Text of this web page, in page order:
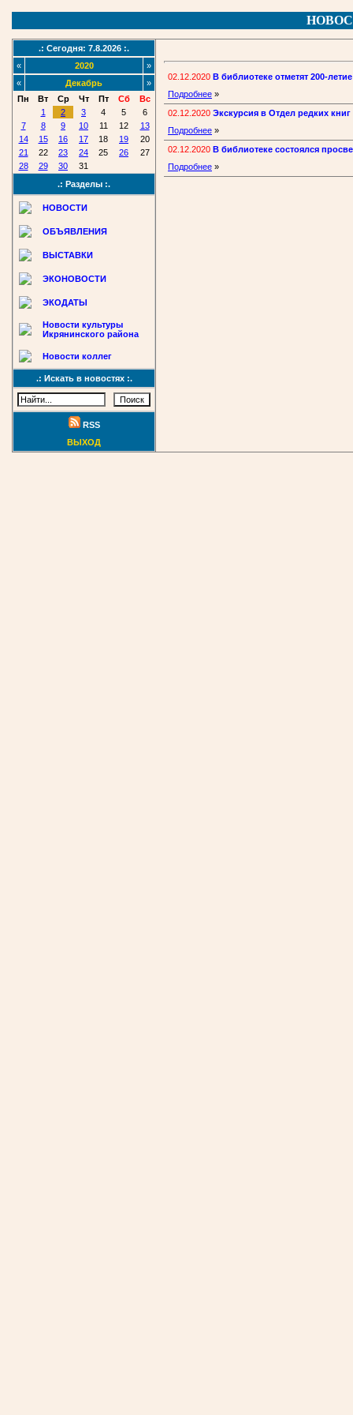
.: Сегодня: 7.8.2026 :.
«
2020
»
«
Декабрь
»
Пн
Вт Ср Чт Пт Сб
Вс
1
2 3 4 5
6
7
8 9 10 11 12
13
14
15 16 17 18 19
20
21
22 23 24 25 26
27
28
29 30
31
.: Разделы :.
НОВОСТИ
ОБЪЯВЛЕНИЯ
ВЫСТАВКИ
ЭКОНОВОСТИ
ЭКОДАТЫ
Новости культуры
Икрянинского района
Новости коллег
.: Искать в новостях :.
RSS
ВЫХОД
02.12.2020 В библиотеке отметят 200-
Подробнее »
02.12.2020 Экскурсия в Отдел редких
Подробнее »
02.12.2020 В библиотеке состоялся
Подробнее »